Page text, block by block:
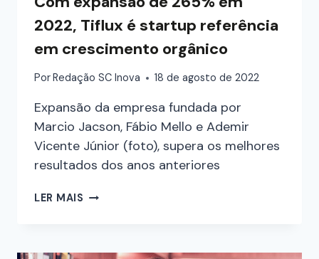
2022, Tiflux é startup referência
em crescimento orgânico
PorRedação SC Inova 18 de agosto de 2022
Expansão da empresa fundada por
Marcio Jacson, Fábio Mello e Ademir
Vicente Júnior (foto), supera os melhores
resultados dos anos anteriores
LER MAIS